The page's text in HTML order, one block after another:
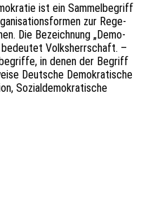
ist ein Sammel­be­griff
zur Rege­
Die Bezeich­nung „Demo­
Volks­herr­schaft. –
in denen der Begriff
Deut­sche Demo­kra­ti­sche
Sozi­al­de­mo­kra­ti­sche